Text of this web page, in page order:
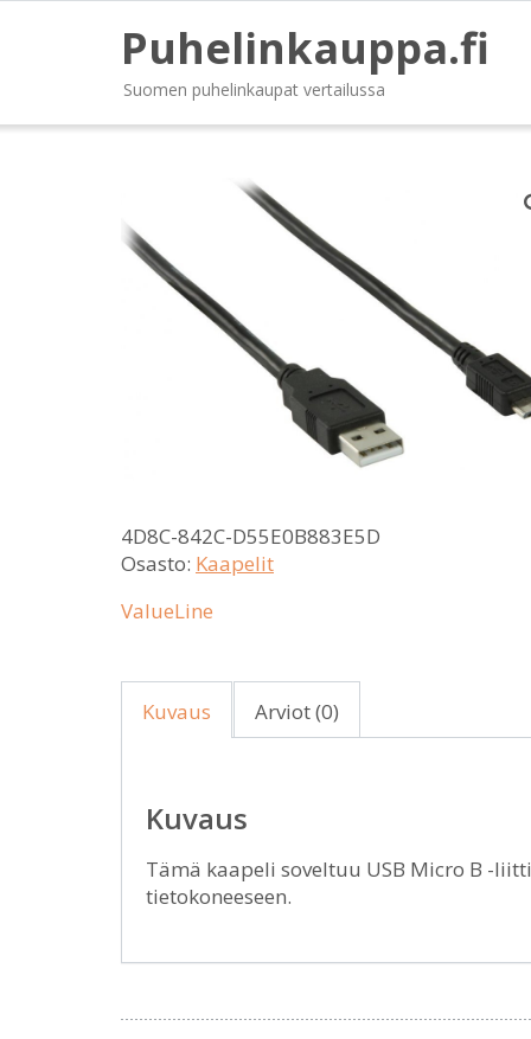
Puhelinkauppa.fi
Suomen puhelinkaupat vertailussa
4D8C-842C-D55E0B883E5D
Osasto: Kaapelit
ValueLine
Kuvaus Arviot (0)
Kuvaus
Tämä kaapeli soveltuu USB Micro B -
tietokoneeseen.